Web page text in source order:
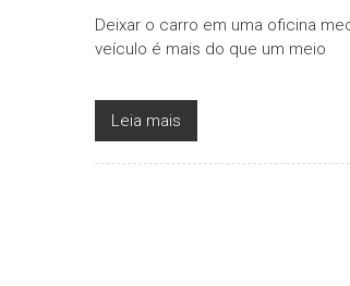
Deixar o carro em uma oficina
veículo é mais do que um meio
Leia mais